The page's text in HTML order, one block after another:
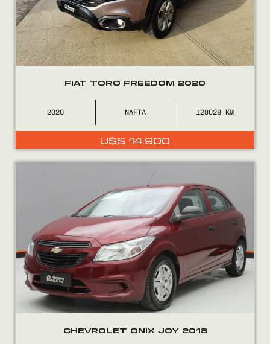
FINANCIÁ
NOSOTROS
CONTACTO
FIAT TORO FREEDOM 2020
2020 NAFTA 128028
U$S 14.900
CHEVROLET ONIX JOY 2018